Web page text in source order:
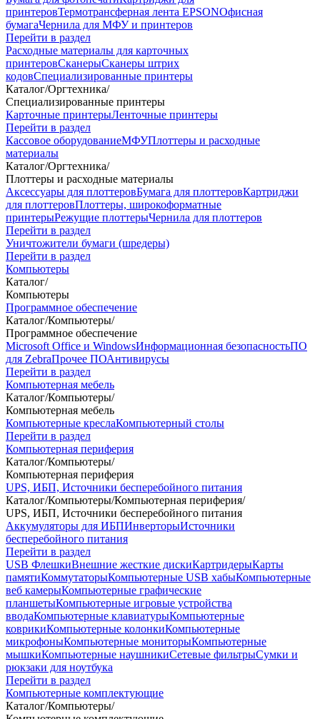
принтеровТермотрансферная лента EPSONОфисная
бумагаЧернила для МФУ и принтеров
Перейти в раздел
Расходные материалы для карточных
принтеровСканерыСканеры штрих
кодовСпециализированные принтеры
Каталог/Оргтехника/
Специализированные принтеры
Карточные принтерыЛенточные принтеры
Перейти в раздел
Кассовое оборудованиеМФУПлоттеры и расходные
материалы
Каталог/Оргтехника/
Плоттеры и расходные материалы
Аксессуары для плоттеровБумага для плоттеровКартриджи
для плоттеровПлоттеры, широкоформатные
принтерыРежущие плоттерыЧернила для плоттеров
Перейти в раздел
Уничтожители бумаги (шредеры)
Перейти в раздел
Компьютеры
Каталог/
Компьютеры
Программное обеспечение
Каталог/Компьютеры/
Программное обеспечение
Microsoft Office и WindowsИнформационная безопасностьПО
для ZebraПрочее ПОАнтивирусы
Перейти в раздел
Компьютерная мебель
Каталог/Компьютеры/
Компьютерная мебель
Компьютерные креслаКомпьютерный столы
Перейти в раздел
Компьютерная периферия
Каталог/Компьютеры/
Компьютерная периферия
UPS, ИБП, Источники бесперебойного питания
Каталог/Компьютеры/Компьютерная периферия/
UPS, ИБП, Источники бесперебойного питания
Аккумуляторы для ИБПИнверторыИсточники
бесперебойного питания
Перейти в раздел
USB ФлешкиВнешние жесткие дискиКартридерыКарты
памятиКоммутаторыКомпьютерные USB хабыКомпьютерные
веб камерыКомпьютерные графические
планшетыКомпьютерные игровые устройства
вводаКомпьютерные клавиатурыКомпьютерные
коврикиКомпьютерные колонкиКомпьютерные
микрофоныКомпьютерные мониторыКомпьютерные
мышкиКомпьютерные наушникиСетевые фильтрыСумки и
рюкзаки для ноутбука
Перейти в раздел
Компьютерные комплектующие
Каталог/Компьютеры/